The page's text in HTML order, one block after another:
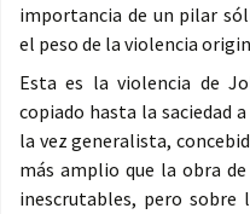
importancia de un pilar
el peso de la violencia
Esta es la violencia de
copiado hasta la saciedad
la vez generalista,
más amplio que la obra
inescrutables, pero sobre